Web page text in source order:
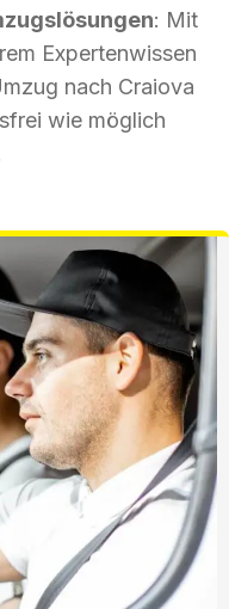
: Mit
Expertenwissen
nach Craiova
wie möglich